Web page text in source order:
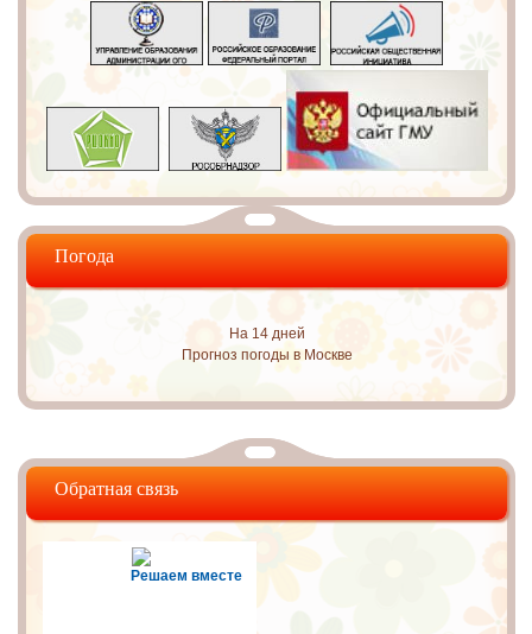
Погода
На 14 дней
Прогноз погоды в Москве
Обратная связь
Решаем вместе